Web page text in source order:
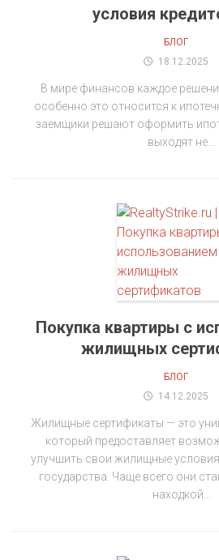
условия
БЛОГ
18.12.2025
В мире финансов каждое
особенно это относится к
заемщики решают оформить
выходят не...
Покупка квартиры с
жилищных
БЛОГ
14.12.2025
Жилищные сертификаты — это
который предоставляет
улучшить свои жилищные
государства. Чаще всего они
находкой...